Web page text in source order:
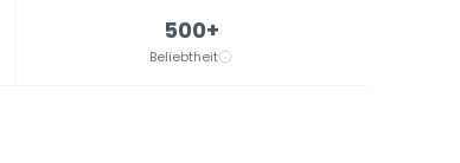
500+
Beliebtheit